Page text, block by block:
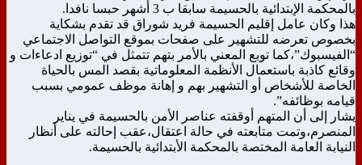
بالمحكمة الإبتدائية بالحسيمة سابقا ب 3 أشهر حبسا نافدا.
هذا وكان عامل إقليم الحسيمة فريد شوراق قد تقدم بشكاية
بخصوص تعرضه للتشهير على صفحات بموقع التواصل الاجتماعي
“الفيسبوك”،كما توبع المعني بالأمر بتهم تتمثل في “توزيع ادعاءات و
وقائع كاذبة باستعمال الأنظمة المعلوماتية بقصد المس بالحياة
الخاصة للأشخاص أو التشهير بهم و إهانة موظف عمومي بسبب
قيامه بوظائفه”.
يشار إلى أن المتهم أوقفته عناصر الأمن بالحسيمة في يناير
المنصرم،وتمت متابعته في حالة اعتقال،عقب إحالته على أنظار
النيابة العامة المختصة بالمحكمة الأبتدائية بالحسيمة.